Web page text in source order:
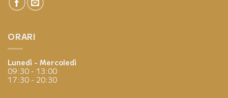
ORARI
Lunedì - Mercoledì
09:30 - 13:00
17:30 - 20:30